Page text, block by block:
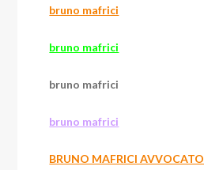
bruno mafrici
bruno mafrici
bruno mafrici
bruno mafrici
BRUNO MAFRICI AVVOCATO